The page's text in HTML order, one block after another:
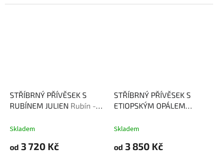
STŘÍBRNÝ PŘÍVĚSEK S
RUBÍNEM JULIEN Rubín -
bohatství
Skladem
od 3 720 Kč
STŘÍBRNÝ PŘÍVĚSEK S
ETIOPSKÝM OPÁLEM
něhy, vášně, důvěry a
Skladem
od 3 850 Kč